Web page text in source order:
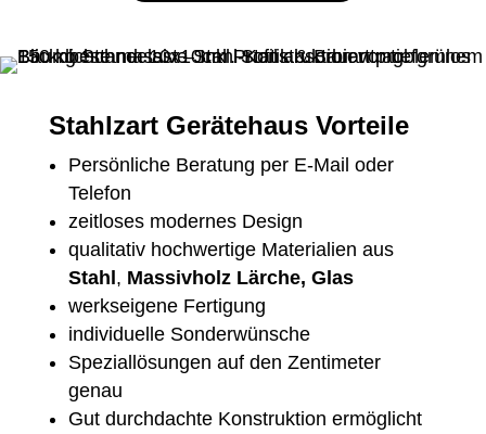
Stahlzart Gerätehaus Vorteile
Persönliche Beratung per E-Mail oder
Telefon
zeitloses modernes Design
qualitativ hochwertige Materialien aus
Stahl, Massivholz Lärche, Glas
werkseigene Fertigung
individuelle Sonderwünsche
Speziallösungen auf den Zentimeter
genau
Gut durchdachte Konstruktion ermöglicht